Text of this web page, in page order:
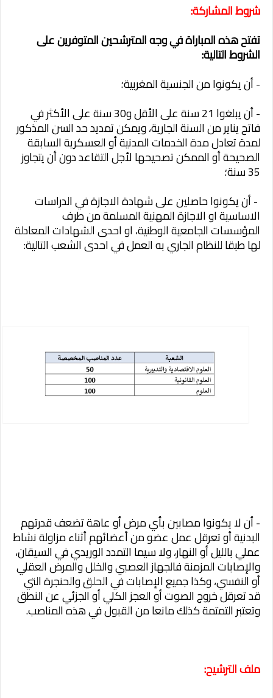
شروط المشاركة:
تفتح هذه المباراة في وجه المترشحين المتوفرين على
الشروط التالية:
- أن يكونوا من الجنسية المغربية؛
- أن يبلغوا 21 سنة على الأقل و30 سنة على الأكثر في
فاتح يناير من السنة الجارية، ويمكن تمديد حد السن المذكور
لمدة تعادل مدة الخدمات المدنية أو العسكرية السابقة
الصحيحة أو الممكن تصحيحها لأجل التقاعد دون أن يتجاوز
35 سنة؛
- أن يكونوا حاصلين على شهادة الاجازة في الدراسات
الاساسية او الاجازة المهنية المسلمة من طرف
المؤسسات الجامعية الوطنية، او احدى الشهادات المعادلة
لها طبقا للنظام الجاري به العمل في احدى الشعب التالية:
- أن لا يكونوا مصابين بأي مرض أو عاهة تضعف قدرتهم
البدنية أو تعرقل عمل عضو من أعضائهم أثناء مزاولة نشاط
عملي بالليل أو النهار، ولا سيما التمدد الوريدي في السيقان،
والإصابات المزمنة فالجهاز العصبي والخلل والمرض العقلي
أو النفسي، وكذا جميع الإصابات في الحلق والحنجرة التي
قد تعرقل خروج الصوت أو العجز الكلي أو الجزئي عن النطق
وتعتبر التمتمة كذلك مانعا من القبول في هذه المناصب.
ملف الترشيح: